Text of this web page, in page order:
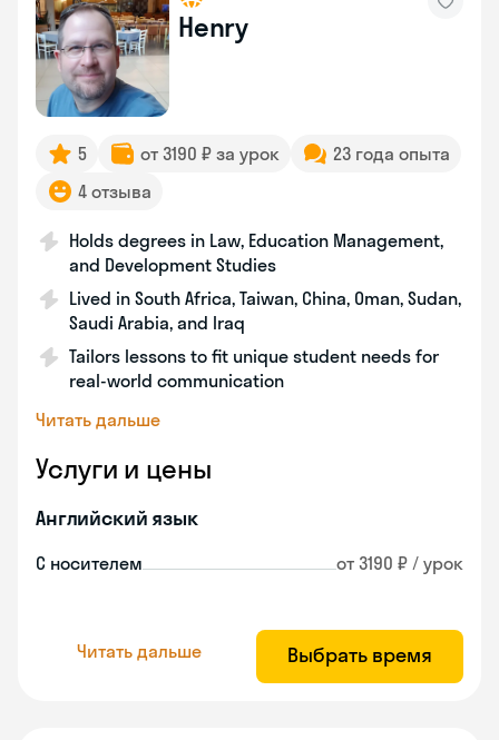
Henry
5 от 3190 ₽ за урок
23 года опыта
4 отзыва
Holds degrees in Law, Education Management,
and Development Studies
Lived in South Africa, Taiwan, China, Oman, Sudan,
Saudi Arabia, and Iraq
Tailors lessons to fit unique student needs for
real-world communication
Читать дальше
Услуги и цены
Английский язык
С носителем от 3190 ₽ / урок
Читать дальше Выбрать время